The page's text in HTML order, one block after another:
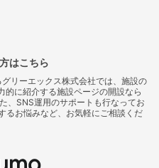
はこちら
リーエックス株式会社では、施設の
的に紹介する施設ページの開設なら
、SNS運用のサポートも行なってお
るお悩みなど、お気軽にご相談くだ